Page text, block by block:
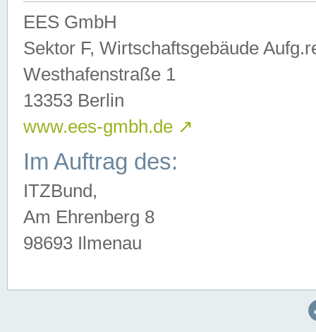
EES GmbH
Sektor F, Wirtschaftsgebäude
Westhafenstraße 1
13353 Berlin
www.ees-gmbh.de ↗
Im Auftrag des:
ITZBund,
Am Ehrenberg 8
98693 Ilmenau